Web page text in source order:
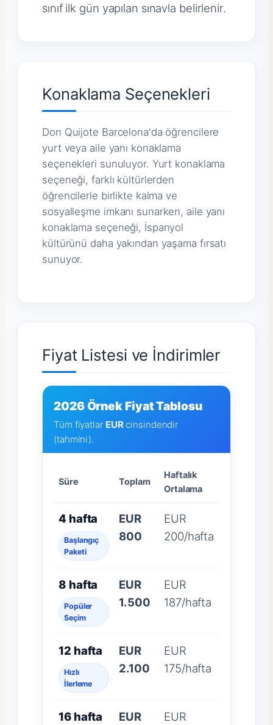
sınıf ilk gün yapılan sınavla belirlenir.
Konaklama Seçenekleri
Don Quijote Barcelona'da öğrencilere
yurt veya aile yanı konaklama
seçenekleri sunuluyor. Yurt konaklama
seçeneği, farklı kültürlerden
öğrencilerle birlikte kalma ve
sosyalleşme imkanı sunarken, aile yanı
konaklama seçeneği, İspanyol
kültürünü daha yakından yaşama fırsatı
sunuyor.
Fiyat Listesi ve İndirimler
2026 Örnek Fiyat Tablosu
Tüm fiyatlar EURcinsindendir
(tahmini).
Süre Toplam
Haftalık
Ortalama
4 hafta
Başlangıç
Paketi
EUR
800
EUR
200/hafta
8 hafta
Popüler
Seçim
EUR
1.500
EUR
187/hafta
12 hafta
Hızlı
İlerleme
EUR
2.100
EUR
175/hafta
16 hafta EUR EUR